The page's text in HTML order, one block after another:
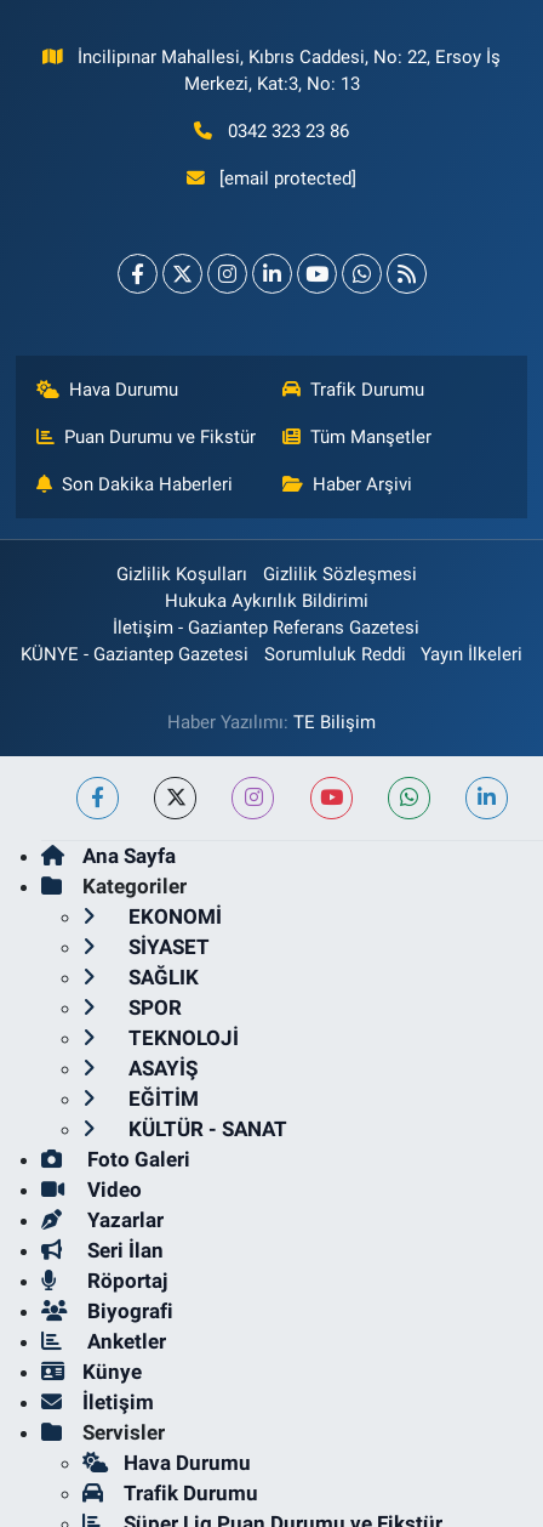
İncilipınar Mahallesi, Kıbrıs Caddesi, No: 22, Ersoy İş
Merkezi, Kat:3, No: 13
0342 323 23 86
[email protected]
Hava Durumu Trafik Durumu
Puan Durumu ve Fikstür Tüm Manşetler
Son Dakika Haberleri Haber Arşivi
Gizlilik Koşulları
Gizlilik Sözleşmesi
Hukuka Aykırılık Bildirimi
İletişim - Gaziantep Referans Gazetesi
KÜNYE - Gaziantep Gazetesi
Sorumluluk Reddi Yayın İlkeleri
Haber Yazılımı: TE Bilişim
Ana Sayfa
Kategoriler
EKONOMİ
SİYASET
SAĞLIK
SPOR
TEKNOLOJİ
ASAYİŞ
EĞİTİM
KÜLTÜR - SANAT
Foto Galeri
Video
Yazarlar
Seri İlan
Röportaj
Biyografi
Anketler
Künye
İletişim
Servisler
Hava Durumu
Trafik Durumu